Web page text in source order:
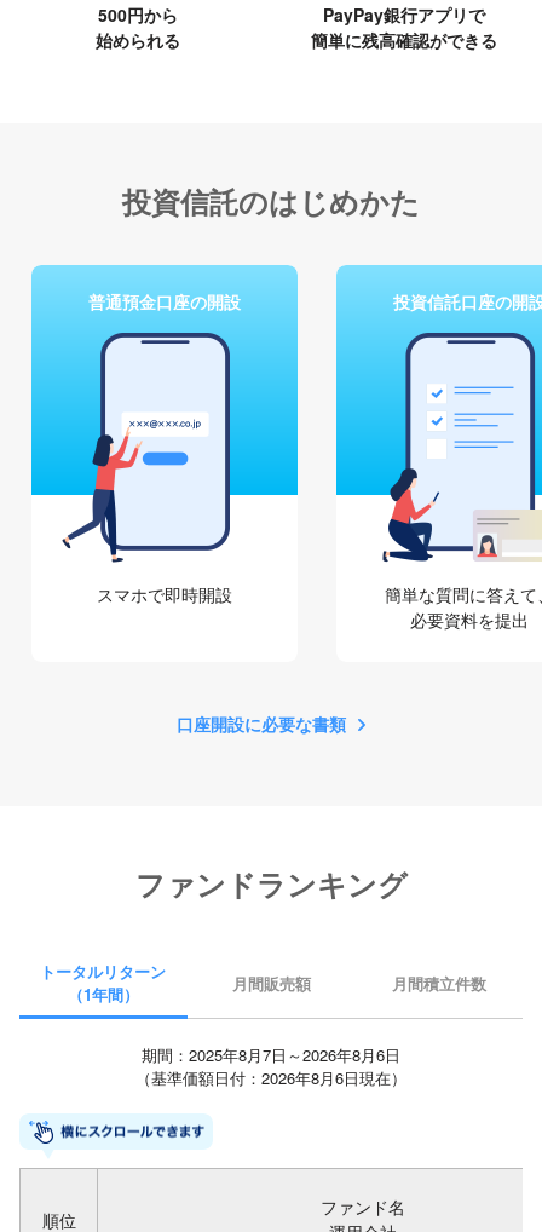
500円から
始められる
PayPay銀行アプリで
簡単に残高確認ができる
投資信託のはじめかた
普通預金口座の開設
スマホで即時開設
投資信託口座の開
簡単な質問に答えて
必要資料を提出
口座開設に必要な書類
ファンドランキング
トータルリターン
（1年間）
月間販売額 月間積立件数
期間：2025年8月7日～2026年8月6日
（基準価額日付：2026年8月6日現在）
順位
ファンド名